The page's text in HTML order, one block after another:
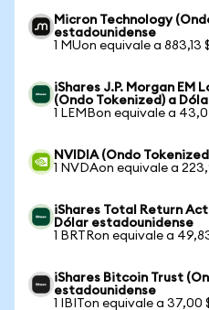
Micron Technology
estadounidense
1 MUon equivale a 883,13
iShares J.P. Morgan EM
(Ondo Tokenized) a
1 LEMBon equivale a
NVIDIA (Ondo
1 NVDAon equivale a
iShares Total Return
Dólar estadounidense
1 BRTRon equivale a
iShares Bitcoin Trust
estadounidense
1 IBITon equivale a 37,00